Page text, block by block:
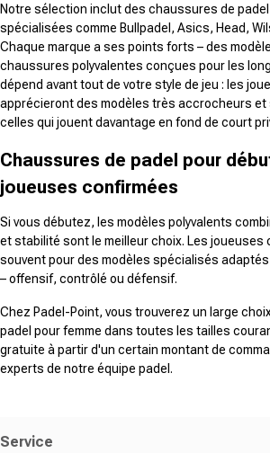
Notre sélection inclut des chaussures de
spécialisées comme Bullpadel, Asics, Head,
Chaque marque a ses points forts – des
chaussures polyvalentes conçues pour les
dépend avant tout de votre style de jeu : les
apprécieront des modèles très accrocheurs
celles qui jouent davantage en fond de court
Chaussures de padel pour
joueuses confirmées
Si vous débutez, les modèles polyvalents
et stabilité sont le meilleur choix. Les
souvent pour des modèles spécialisés
– offensif, contrôlé ou défensif.
Chez Padel-Point, vous trouverez un large
padel pour femme dans toutes les tailles
gratuite à partir d'un certain montant de
experts de notre équipe padel.
Service